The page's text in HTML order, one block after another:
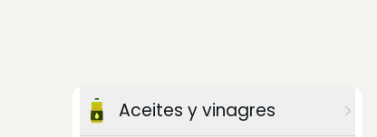
Aceites y vinagres